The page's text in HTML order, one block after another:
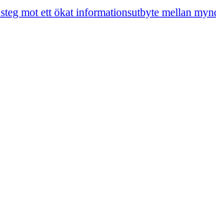
mot ett ökat informationsutbyte mellan